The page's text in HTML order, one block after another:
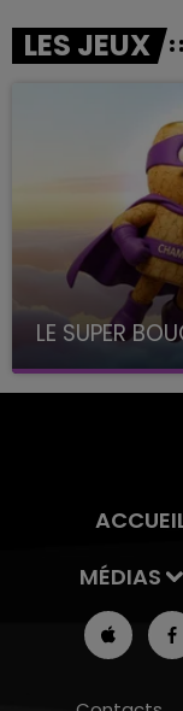
LES JEUX
LE SUPER
avec La
MÉDIAS